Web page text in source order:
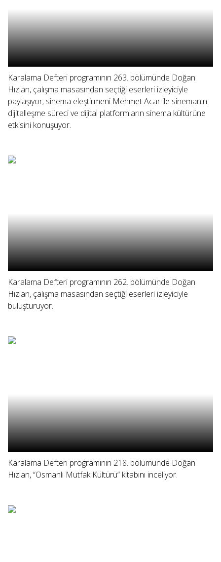
Karalama Defteri programının 263. bölümünde Doğan
Hızlan, çalışma masasından seçtiği eserleri izleyiciyle
paylaşıyor; sinema eleştirmeni Mehmet Acar ile sinemanın
dijitalleşme süreci ve dijital platformların sinema kültürüne
etkisini konuşuyor.
Karalama Defteri programının 262. bölümünde Doğan
Hızlan, çalışma masasından seçtiği eserleri izleyiciyle
buluşturuyor.
Karalama Defteri programının 218. bölümünde Doğan
Hızlan, “Osmanlı Mutfak Kültürü” kitabını inceliyor.